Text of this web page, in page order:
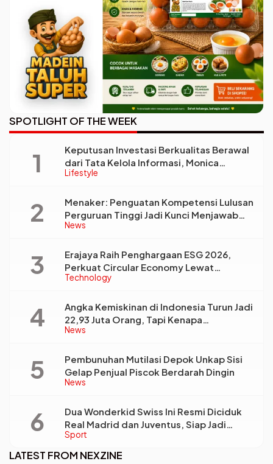
SPOTLIGHT OF THE WEEK
Lifestyle
Keputusan Investasi Berkualitas Berawal
dari Tata Kelola Informasi, Monica
Triyadi: Bukan Sekadar Analisis
News
Menaker: Penguatan Kompetensi Lulusan
Perguruan Tinggi Jadi Kunci Menjawab
Kebutuhan Dunia Kerja
Technology
Erajaya Raih Penghargaan ESG 2026,
Perkuat Circular Economy Lewat
Pengelolaan Limbah Berkelanjutan
News
Angka Kemiskinan di Indonesia Turun Jadi
22,93 Juta Orang, Tapi Kenapa
Ketimpangan Desa dan Kota Malah Makin
News
Pembunuhan Mutilasi Depok Unkap Sisi
Gelap Penjual Piscok Berdarah Dingin
Sport
Dua Wonderkid Swiss Ini Resmi Diciduk
Real Madrid dan Juventus, Siap Jadi
Bintang Baru Eropa
LATEST FROM NEXZINE